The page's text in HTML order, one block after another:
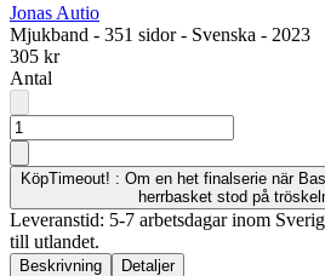
Jonas Autio
Mjukband - 351 sidor- Svenska - 2023
305 kr
Antal
KöpTimeout! : Om en het finalserie när
herrbasket stod på
Leveranstid: 5-7 arbetsdagar inom
till utlandet.
Beskrivning Detaljer